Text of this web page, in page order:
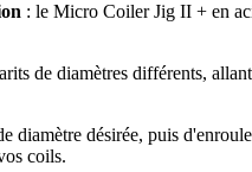
: le Micro Coiler Jig II + en
de diamètres différents,
désirée, puis
coils.